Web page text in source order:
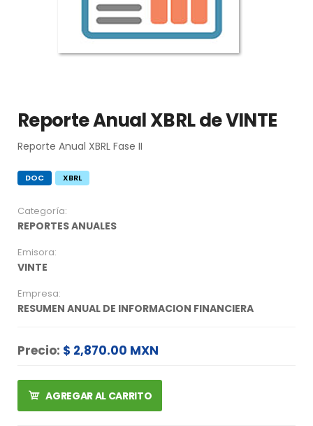
Reporte Anual XBRL de VINTE
Reporte Anual XBRL Fase II
DOC XBRL
Categoría:
REPORTES ANUALES
Emisora:
VINTE
Empresa:
RESUMEN ANUAL DE INFORMACION FINANCIERA
Precio: $ 2,870.00 MXN
AGREGAR AL CARRITO